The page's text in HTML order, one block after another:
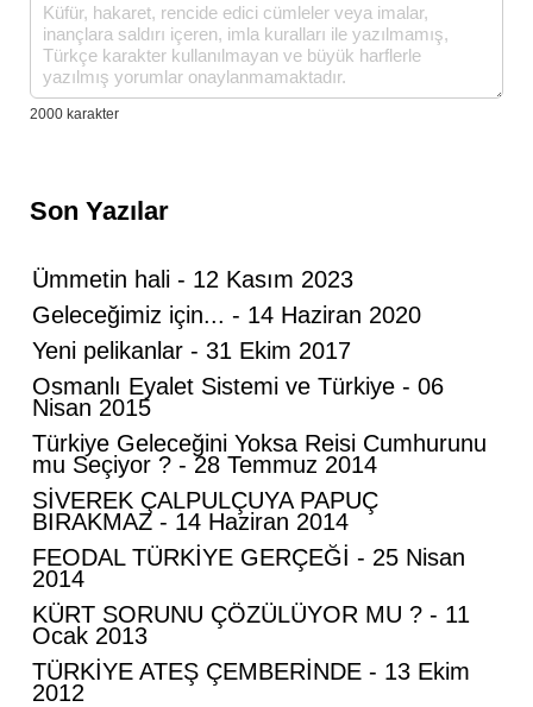
Son Yazılar
Ümmetin hali - 12 Kasım 2023
Geleceğimiz için... - 14 Haziran 2020
Yeni pelikanlar - 31 Ekim 2017
Osmanlı Eyalet Sistemi ve Türkiye - 06
Nisan 2015
Türkiye Geleceğini Yoksa Reisi Cumhurunu
mu Seçiyor ? - 28 Temmuz 2014
SİVEREK ÇALPULÇUYA PAPUÇ
BIRAKMAZ - 14 Haziran 2014
FEODAL TÜRKİYE GERÇEĞİ - 25 Nisan
2014
KÜRT SORUNU ÇÖZÜLÜYOR MU ? - 11
Ocak 2013
TÜRKİYE ATEŞ ÇEMBERİNDE - 13 Ekim
2012
Mahmut Hanpolat
Adanmış bir hayat: Neşet Hoca